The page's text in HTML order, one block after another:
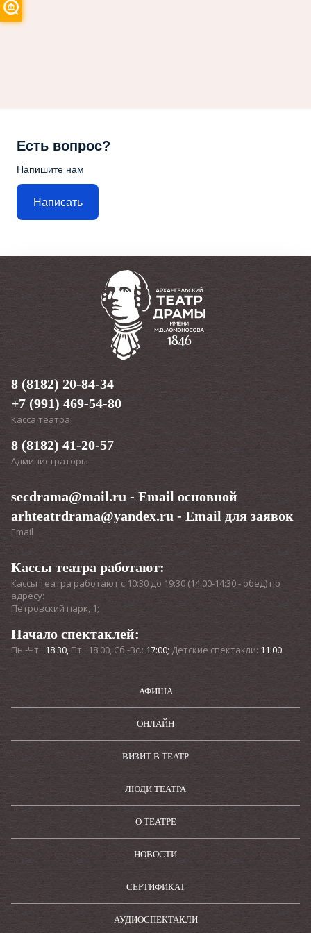
Есть вопрос?
Напишите нам
Написать
АФИША
ОНЛАЙН
ВИЗИТ В ТЕАТР
ЛЮДИ ТЕАТРА
О ТЕАТРЕ
НОВОСТИ
СЕРТИФИКАТ
АУДИОСПЕКТАКЛИ
8 (8182) 20-84-34
+7 (991) 469-54-80
Касса театра
8 (8182) 41-20-57
Администраторы
secdrama@mail.ru - Email основной
arhteatrdrama@yandex.ru - Email для заявок
Email
Кассы театра работают:
Кассы театра работают с 10:30 до 19:30 (14:00-14:30 - обед) по
адресу:
Петровский парк, 1;
Начало спектаклей:
Пн.-Чт.: 18:30, Пт.: 18:00, Сб.-Вс.: 17:00; Детские спектакли: 11:00.